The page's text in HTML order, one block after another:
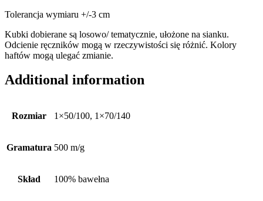
Tolerancja wymiaru +/-3 cm
Kubki dobierane są losowo/ tematycznie, ułożone na sianku.
Odcienie ręczników mogą w rzeczywistości się różnić. Kolory
haftów mogą ulegać zmianie.
Additional information
Rozmiar 1×50/100, 1×70/140
Gramatura 500 m/g
Skład 100% bawełna